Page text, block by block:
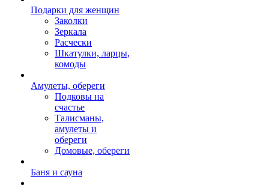
Подарки для женщин
Заколки
Зеркала
Расчески
Шкатулки, ларцы,
комоды
Амулеты, обереги
Подковы на
счастье
Талисманы,
амулеты и
обереги
Домовые, обереги
Баня и сауна